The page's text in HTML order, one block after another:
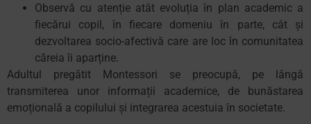
Observă cu atenție atât evoluția în plan academic a
fiecărui copil, în fiecare domeniu în parte, cât și
dezvoltarea socio-afectivă care are loc în comunitatea
căreia îi aparține.
Adultul pregătit Montessori se preocupă, pe lângă
transmiterea unor informații academice, de bunăstarea
emoțională a copilului și integrarea acestuia în societate.